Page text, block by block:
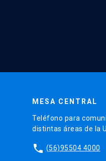
MESA CENTRAL
Teléfono para
distintas áreas de la
phone (56)95504 4000